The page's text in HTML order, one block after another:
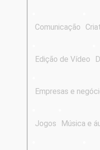
Comunicação
Edição de Vídeo
Empresas e
Jogos Música e